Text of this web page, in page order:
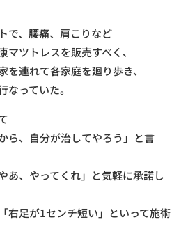
で、腰痛、肩こりなど
マツトレスを販売すべく、
を連れて各家庭を廻り歩き、
なっていた。
ら、自分が治してやろう」と言
あ、やってくれ」と気軽に承諾し
右足が1センチ短い」といって施術